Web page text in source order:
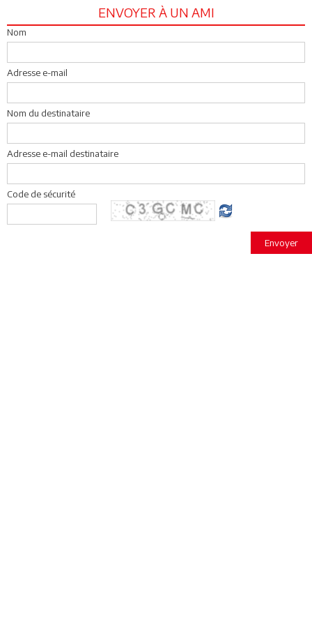
ENVOYER À UN AMI
Nom
Adresse e-mail
Nom du destinataire
Adresse e-mail destinataire
Code de sécurité
Envoyer